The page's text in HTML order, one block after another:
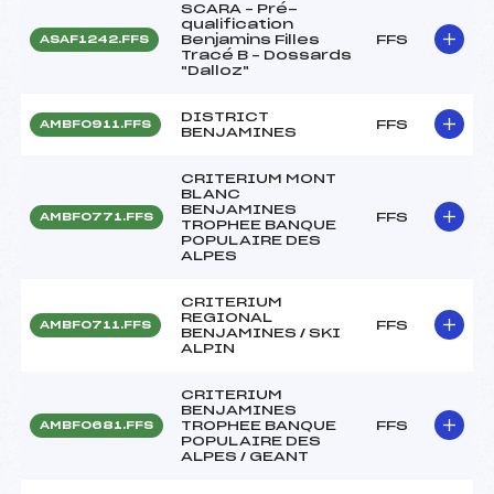
ASAF1242.FFS
SCARA – Pré-
qualification
Benjamins Filles
Tracé B – Dossards
"Dalloz"
FFS
AMBF0911.FFS
DISTRICT
BENJAMINES
FFS
AMBF0771.FFS
CRITERIUM MONT
BLANC
BENJAMINES
TROPHEE BANQUE
POPULAIRE DES
ALPES
FFS
AMBF0711.FFS
CRITERIUM
REGIONAL
BENJAMINES / SKI
ALPIN
FFS
AMBF0681.FFS
CRITERIUM
BENJAMINES
TROPHEE BANQUE
POPULAIRE DES
ALPES / GEANT
FFS